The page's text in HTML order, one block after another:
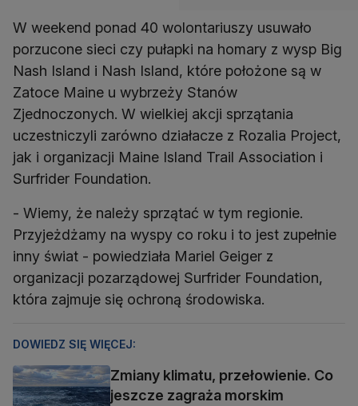
W weekend ponad 40 wolontariuszy usuwało
porzucone sieci czy pułapki na homary z wysp Big
Nash Island i Nash Island, które położone są w
Zatoce Maine u wybrzeży Stanów
Zjednoczonych. W wielkiej akcji sprzątania
uczestniczyli zarówno działacze z Rozalia Project,
jak i organizacji Maine Island Trail Association i
Surfrider Foundation.
- Wiemy, że należy sprzątać w tym regionie.
Przyjeżdżamy na wyspy co roku i to jest zupełnie
inny świat - powiedziała Mariel Geiger z
organizacji pozarządowej Surfrider Foundation,
która zajmuje się ochroną środowiska.
DOWIEDZ SIĘ WIĘCEJ:
Zmiany klimatu, przełowienie. Co
jeszcze zagraża morskim